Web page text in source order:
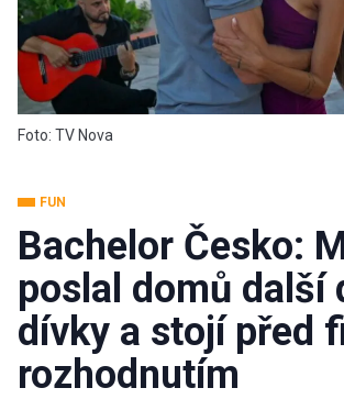
Foto: TV Nova
FUN
Bachelor Česko:
poslal domů další
dívky a stojí před
rozhodnutím